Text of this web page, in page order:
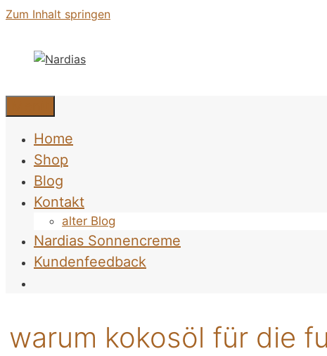
Zum Inhalt springen
Home
Shop
Blog
Kontakt
alter Blog
Nardias Sonnencreme
Kundenfeedback
warum kokosöl für die